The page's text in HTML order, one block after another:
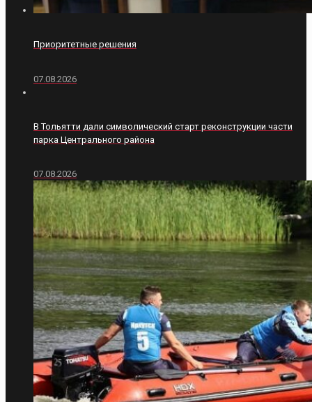
Приоритетные решения
07.08.2026
В Тольятти дали символический старт реконструкции части
парка Центрального района
07.08.2026